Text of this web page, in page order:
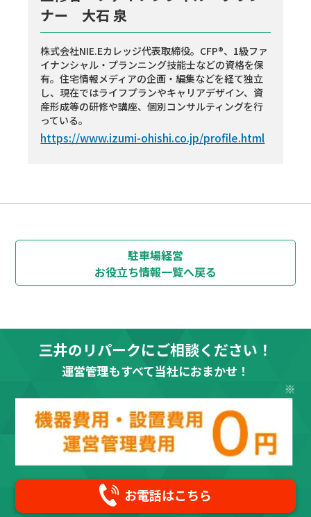
ナー 大石 泉
株式会社NIE.Eカレッジ代表取締役。CFP®、1級ファ
イナンシャル・プランニング技能士などの資格を保
有。住宅情報メディアの企画・編集などを経て独立
し、現在ではライフプランやキャリアデザイン、資
産形成等の研修や講座、個別コンサルティングを行
っている。
https://www.izumi-ohishi.co.jp/profile.html
駐車場経営
お役立ち情報一覧へ戻る
三井のリパークにご相談ください！
運営管理もすべて当社におまかせ！
お電話はこちら